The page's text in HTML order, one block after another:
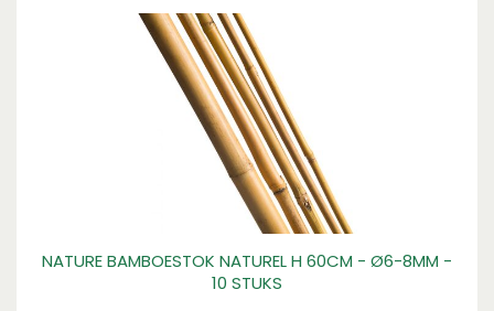
NATURE BAMBOESTOK NATUREL H 60CM - Ø6-8MM -
10 STUKS